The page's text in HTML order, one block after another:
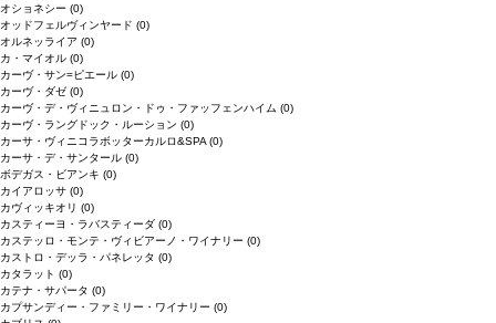
オショネシー (0)
オッドフェルヴィンヤード (0)
オルネッライア (0)
カ・マイオル (0)
カーヴ・サン=ピエール (0)
カーヴ・ダゼ (0)
カーヴ・デ・ヴィニュロン・ドゥ・ファッフェンハイム (0)
カーヴ・ラングドック・ルーション (0)
カーサ・ヴィニコラボッターカルロ&SPA (0)
カーサ・デ・サンタール (0)
ボデガス・ビアンキ (0)
カイアロッサ (0)
カヴィッキオリ (0)
カスティーヨ・ラバスティーダ (0)
カステッロ・モンテ・ヴィビアーノ・ワイナリー (0)
カストロ・デッラ・パネレッタ (0)
カタラット (0)
カテナ・サパータ (0)
カプサンディー・ファミリー・ワイナリー (0)